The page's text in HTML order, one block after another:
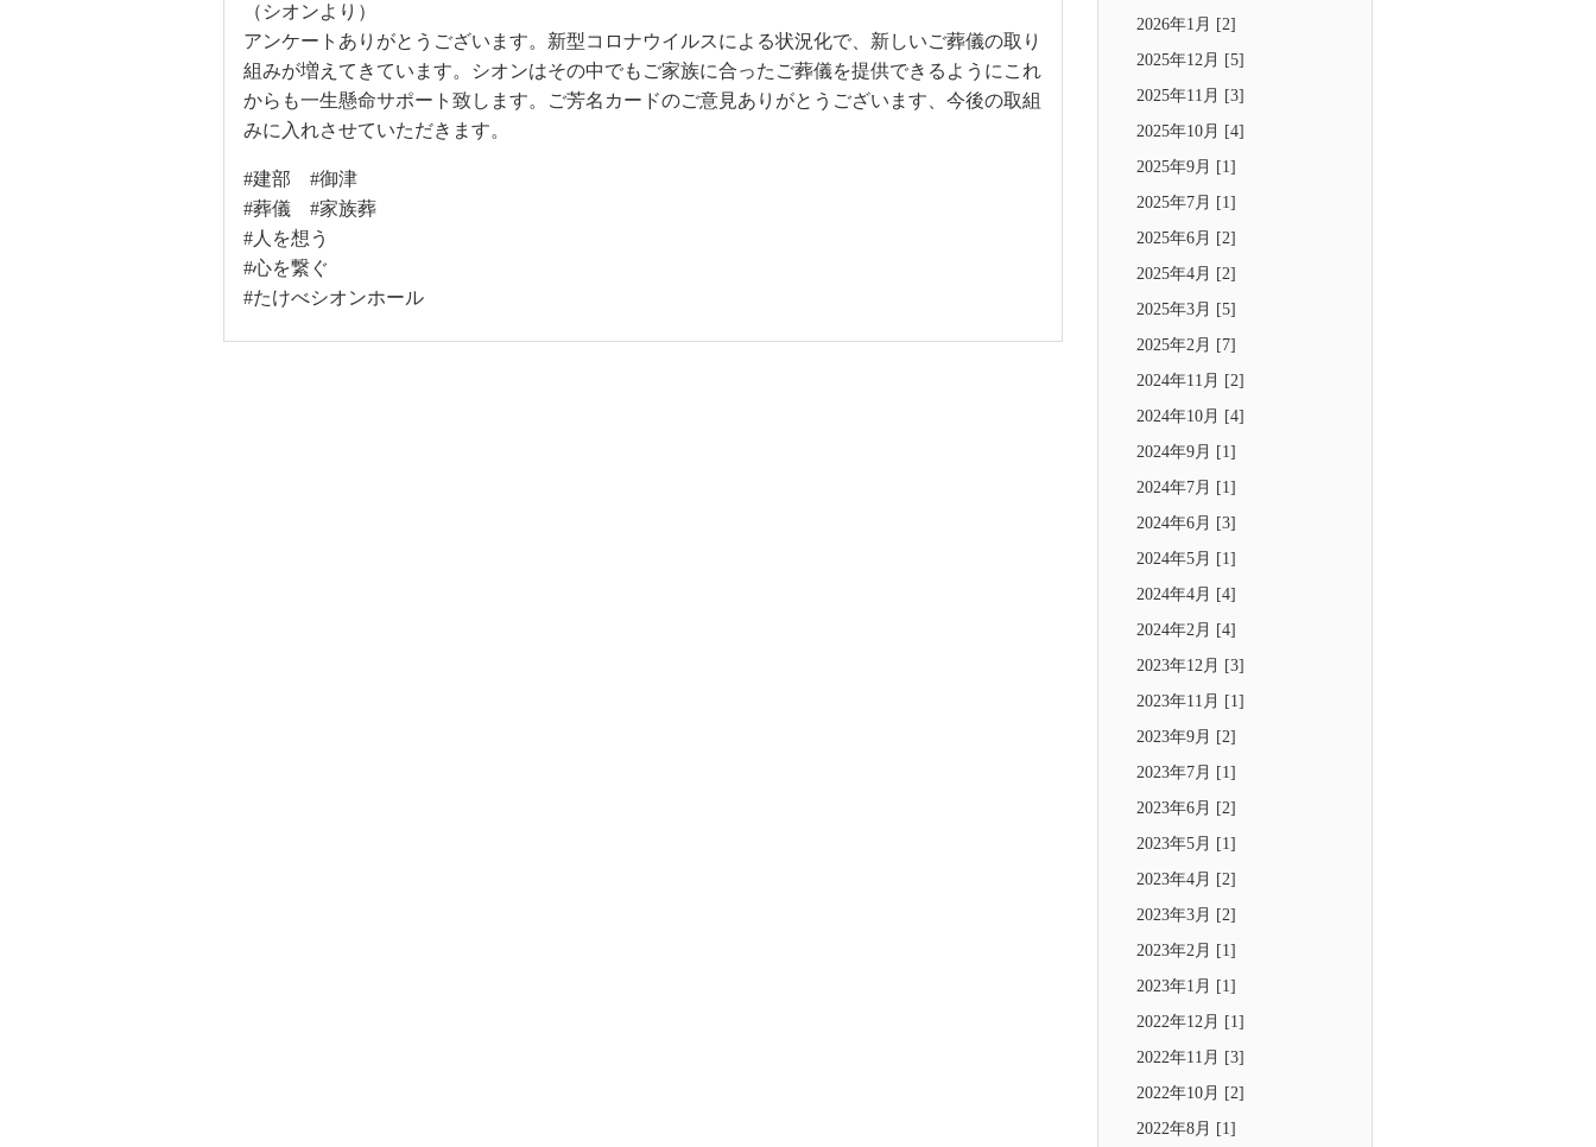
（シオンより）
アンケートありがとうございます。新型コロナウイルスによる状況化で、新しいご葬儀の取り
組みが増えてきています。シオンはその中でもご家族に合ったご葬儀を提供できるようにこれ
からも一生懸命サポート致します。ご芳名カードのご意見ありがとうございます、今後の取組
みに入れさせていただきます。
#建部 #御津
#葬儀 #家族葬
#人を想う
#心を繋ぐ
#たけべシオンホール
2026年1月 [2]
2025年12月 [5]
2025年11月 [3]
2025年10月 [4]
2025年9月 [1]
2025年7月 [1]
2025年6月 [2]
2025年4月 [2]
2025年3月 [5]
2025年2月 [7]
2024年11月 [2]
2024年10月 [4]
2024年9月 [1]
2024年7月 [1]
2024年6月 [3]
2024年5月 [1]
2024年4月 [4]
2024年2月 [4]
2023年12月 [3]
2023年11月 [1]
2023年9月 [2]
2023年7月 [1]
2023年6月 [2]
2023年5月 [1]
2023年4月 [2]
2023年3月 [2]
2023年2月 [1]
2023年1月 [1]
2022年12月 [1]
2022年11月 [3]
2022年10月 [2]
2022年8月 [1]